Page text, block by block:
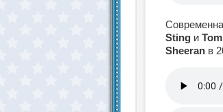
Sting и
Sheeran в